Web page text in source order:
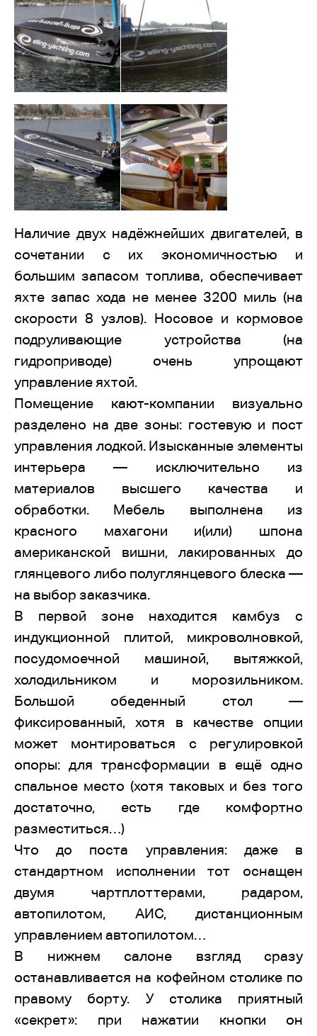
Наличие двух надёжнейших двигателей, в
сочетании с их экономичностью и
большим запасом топлива, обеспечивает
яхте запас хода не менее 3200 миль (на
скорости 8 узлов). Носовое и кормовое
подруливающие устройства (на
гидроприводе) очень упрощают
управление яхтой.
Помещение кают-компании визуально
разделено на две зоны: гостевую и пост
управления лодкой. Изысканные элементы
интерьера — исключительно из
материалов высшего качества и
обработки. Мебель выполнена из
красного махагони и(или) шпона
американской вишни, лакированных до
глянцевого либо полуглянцевого блеска —
на выбор заказчика.
В первой зоне находится камбуз с
индукционной плитой, микроволновкой,
посудомоечной машиной, вытяжкой,
холодильником и морозильником.
Большой обеденный стол —
фиксированный, хотя в качестве опции
может монтироваться с регулировкой
опоры: для трансформации в ещё одно
спальное место (хотя таковых и без того
достаточно, есть где комфортно
разместиться…)
Что до поста управления: даже в
стандартном исполнении тот оснащен
двумя чартплоттерами, радаром,
автопилотом, АИС, дистанционным
управлением автопилотом…
В нижнем салоне взгляд сразу
останавливается на кофейном столике по
правому борту. У столика приятный
«секрет»: при нажатии кнопки он